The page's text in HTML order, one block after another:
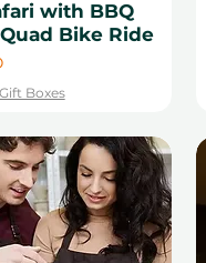
with BBQ
Bike Ride
Boxes